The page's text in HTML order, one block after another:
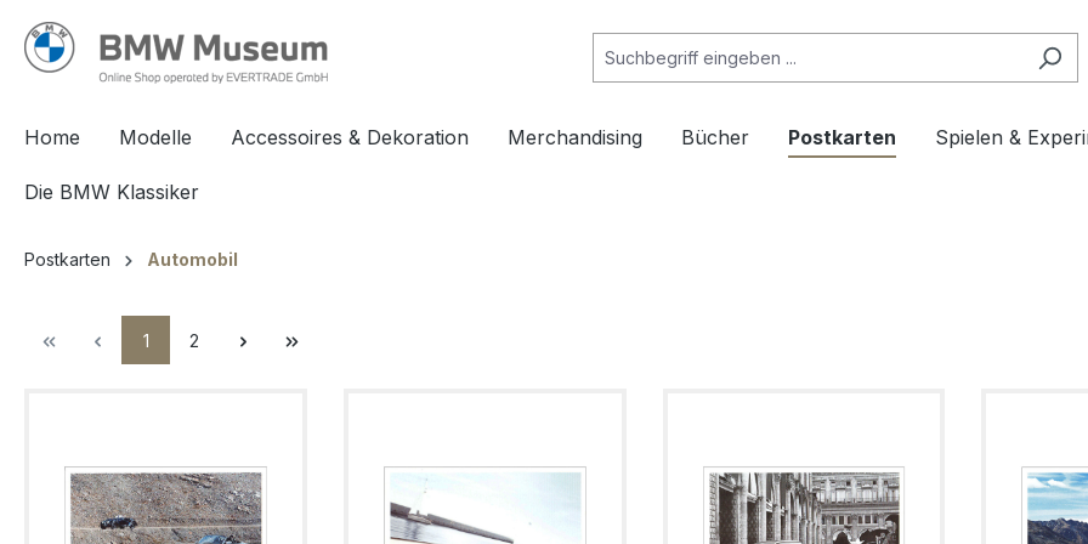
Home Modelle Accessoires & Dekoration Merchandising Bücher Postkarten Spielen &
Die BMW Klassiker
Postkarten Automobil
1 2